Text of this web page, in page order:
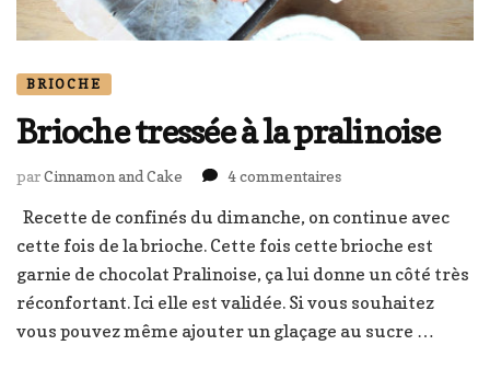
BRIOCHE
Brioche tressée à la pralinoise
parCinnamon and Cake 4 commentairessur
tressée
à
Recette de confinés du dimanche, on continue avec
cette fois de la brioche. Cette fois cette brioche est
garnie de chocolat Pralinoise, ça lui donne un côté très
réconfortant. Ici elle est validée. Si vous souhaitez
vous pouvez même ajouter un glaçage au sucre …